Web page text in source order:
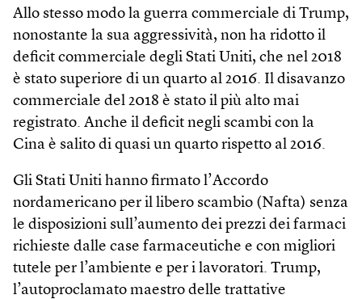
Allo stesso modo la guerra commerciale di Trump,
nonostante la sua aggressività, non ha ridotto il
deficit commerciale degli Stati Uniti, che nel 2018
è stato superiore di un quarto al 2016. Il disavanzo
commerciale del 2018 è stato il più alto mai
registrato. Anche il deficit negli scambi con la
Cina è salito di quasi un quarto rispetto al 2016.
Gli Stati Uniti hanno firmato l’Accordo
nordamericano per il libero scambio (Nafta) senza
le disposizioni sull’aumento dei prezzi dei farmaci
richieste dalle case farmaceutiche e con migliori
tutele per l’ambiente e per i lavoratori. Trump,
l’autoproclamato maestro delle trattative